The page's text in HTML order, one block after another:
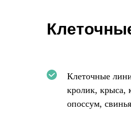
Клеточные
кролик, крыса,
опоссум,